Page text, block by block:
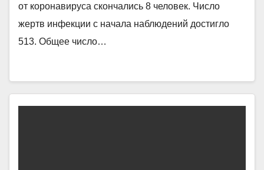
от коронавируса скончались 8 человек. Число
жертв инфекции с начала наблюдений достигло
513. Общее число…